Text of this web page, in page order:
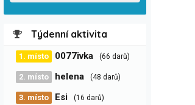
Týdenní aktivita
1. místo 0077ivka (66 darů)
2. místo helena (48 darů)
3. místo Esi (16 darů)